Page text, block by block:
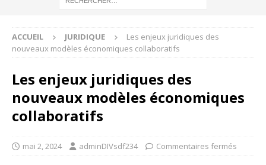
ACCUEIL JURIDIQUE
Les enjeux juridiques des
nouveaux modèles économiques collaboratifs
Les enjeux juridiques des
nouveaux modèles économiques
collaboratifs
mai 2, 2024 adminDIVsdf234 Commentaires fermés